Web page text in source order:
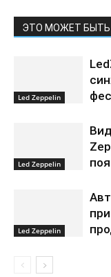
ЭТО МОЖЕТ БЫТЬ
Led Zeppelin
Led Zeppelin
Led Zeppelin